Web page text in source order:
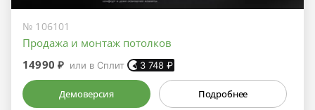
№ 106101
Продажа и монтаж потолков
14990 ₽ или в Сплит 3 748 ₽
Демоверсия Подробнее